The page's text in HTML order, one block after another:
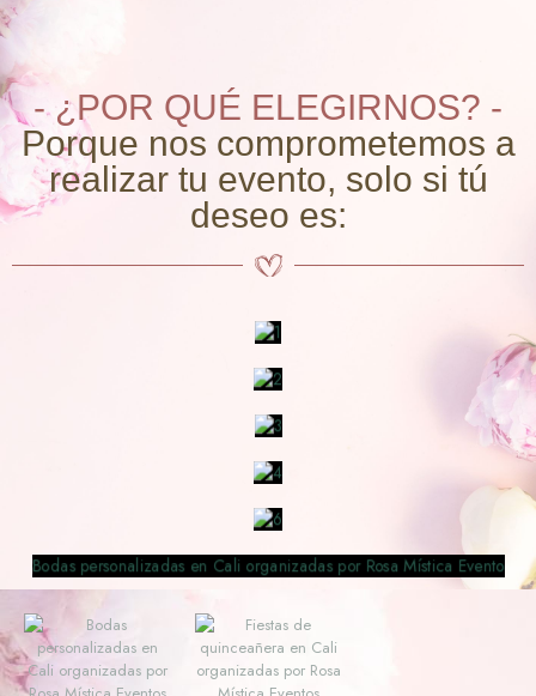
- ¿POR QUÉ ELEGIRNOS? -
Porque nos comprometemos a
realizar tu evento, solo si tú
deseo es: